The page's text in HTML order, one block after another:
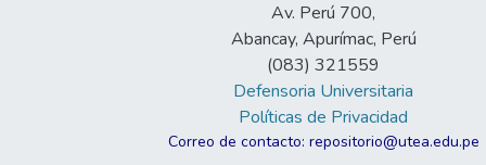
Av. Perú 700,
Abancay, Apurímac, Perú
(083) 321559
Defensoria Universitaria
Políticas de Privacidad
Correo de contacto: repositorio@utea.edu.pe